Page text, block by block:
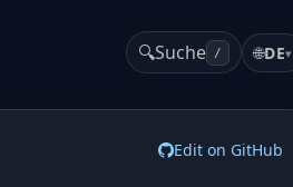
🔍Suche / 🌐DE▾
Edit on GitHub